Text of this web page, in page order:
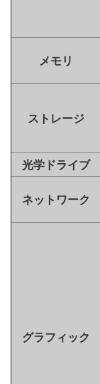
メモリ
ストレージ
光学ドライブ
ネットワーク
グラフィック